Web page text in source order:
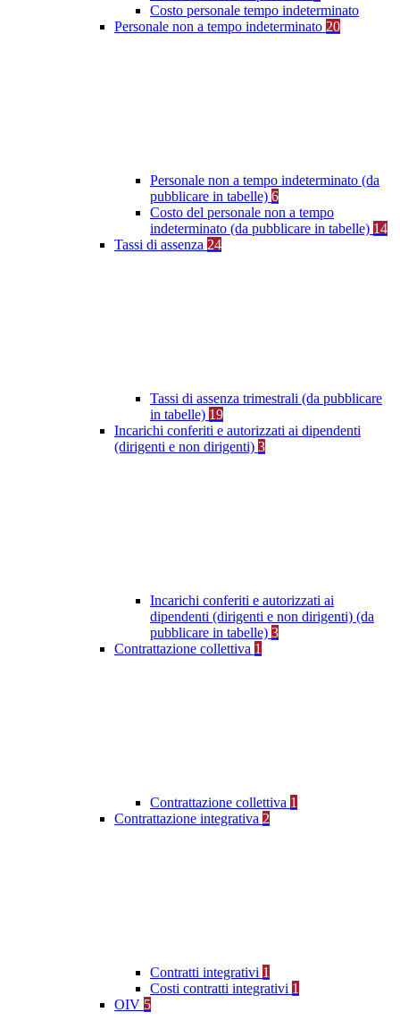
Costo personale tempo indeterminato
Personale non a tempo indeterminato 20
Personale non a tempo indeterminato (da
pubblicare in tabelle) 6
Costo del personale non a tempo
indeterminato (da pubblicare in tabelle) 14
Tassi di assenza 24
Tassi di assenza trimestrali (da pubblicare
in tabelle) 19
Incarichi conferiti e autorizzati ai dipendenti
(dirigenti e non dirigenti) 3
Incarichi conferiti e autorizzati ai
dipendenti (dirigenti e non dirigenti) (da
pubblicare in tabelle) 3
Contrattazione collettiva 1
Contrattazione collettiva 1
Contrattazione integrativa 2
Contratti integrativi 1
Costi contratti integrativi 1
OIV 5